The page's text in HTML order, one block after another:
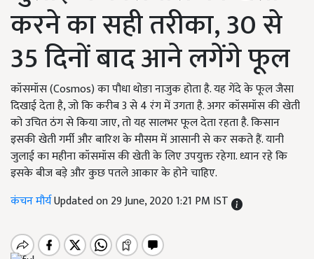
करने का सही तरीका, 30 से
35 दिनों बाद आने लगेंगे फूल
कॉसमॉस (Cosmos) का पौधा थोङा नाजुक होता है. यह गेंदे के फूल जैसा
दिखाई देता है, जो कि करीब 3 से 4 रंग में उगता है. अगर कॉसमॉस की खेती
को उचित ठंग से किया जाए, तो यह सालभर फूल देता रहता है. किसान
इसकी खेती गर्मी और बारिश के मौसम में आसानी से कर सकते हैं. यानी
जुलाई का महीना कॉसमॉस की खेती के लिए उपयुक्त रहेगा. ध्यान रहे कि
इसके बीज बड़े और कुछ पतले आकार के होने चाहिए.
कंचन मौर्यUpdated on 29 June, 2020 1:21 PM IST